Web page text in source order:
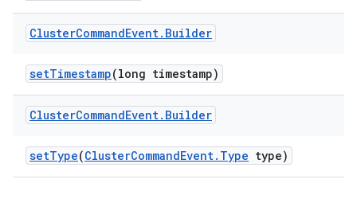
ClusterCommandEvent. Builder
setTimestamp(long timestamp)
ClusterCommandEvent. Builder
setType(ClusterCommandEvent. Type type)